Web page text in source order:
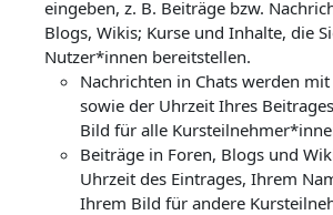
eingeben, z. B. Beiträge bzw.
Blogs, Wikis; Kurse und Inhalte, die
Nutzer*innen bereitstellen.
Nachrichten in Chats werden
sowie der Uhrzeit Ihres
Bild für alle
Beiträge in Foren, Blogs und
Uhrzeit des Eintrages, Ihrem
Ihrem Bild für andere